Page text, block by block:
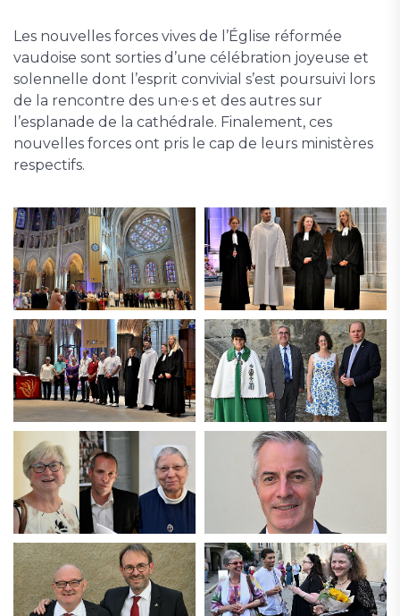
Les nouvelles forces vives de l’Église réformée
vaudoise sont sorties d’une célébration joyeuse et
solennelle dont l’esprit convivial s’est poursuivi lors
de la rencontre des un·e·s et des autres sur
l’esplanade de la cathédrale. Finalement, ces
nouvelles forces ont pris le cap de leurs ministères
respectifs.